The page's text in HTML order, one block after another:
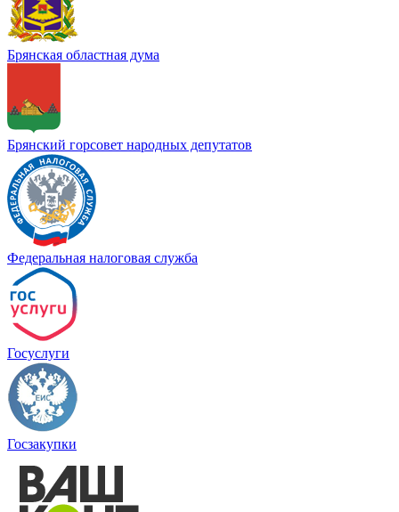
Брянская областная дума
Брянский горсовет народных депутатов
Федеральная налоговая служба
Госуслуги
Госзакупки